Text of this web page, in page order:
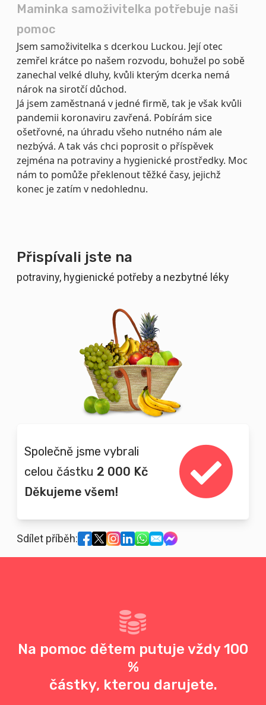
Přispívali jste na
potraviny, hygienické potřeby a nezbytné léky
Společně jsme vybrali
celou částku 2 000 Kč
Děkujeme všem!
Sdílet příběh:
Maminka samoživitelka potřebuje naši
pomoc
Jsem samoživitelka s dcerkou Luckou. Její otec
zemřel krátce po našem rozvodu, bohužel po sobě
zanechal velké dluhy, kvůli kterým dcerka nemá
nárok na sirotčí důchod.
Já jsem zaměstnaná v jedné firmě, tak je však kvůli
pandemii koronaviru zavřená. Pobírám sice
ošetřovné, na úhradu všeho nutného nám ale
nezbývá. A tak vás chci poprosit o příspěvek
zejména na potraviny a hygienické prostředky. Moc
nám to pomůže překlenout těžké časy, jejichž
konec je zatím v nedohlednu.
Na pomoc dětem putuje vždy 100
%
částky, kterou darujete.